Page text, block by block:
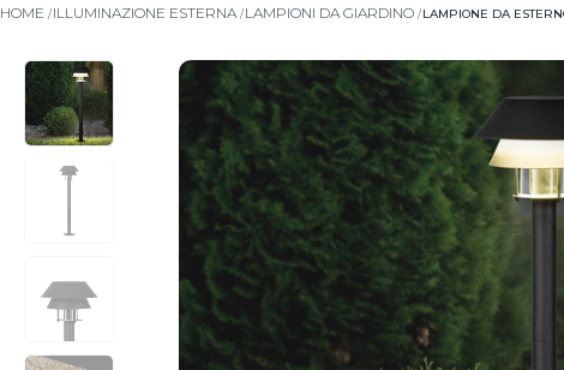
HOME ILLUMINAZIONE ESTERNA LAMPIONI DA GIARDINO LAMPIONE DA